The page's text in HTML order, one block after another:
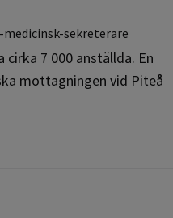
sekreterare
7 000 anställda. En
mottagningen vid Piteå